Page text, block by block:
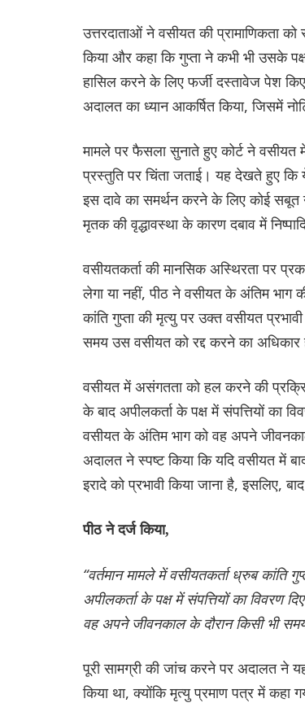
उत्तरदाताओं ने वसीयत की प्रामाणिकता
किया और कहा कि गुप्ता ने कभी भी उसके
हासिल करने के लिए फर्जी दस्तावेज पेश
अदालत का ध्यान आकर्षित किया, जिसमें
मामले पर फैसला सुनाते हुए कोर्ट ने वसीयत
प्रस्तुति पर चिंता जताई। यह देखते हुए
इस दावे का समर्थन करने के लिए कोई सबूत
मृतक की वृद्धावस्था के कारण दबाव में
वसीयतकर्ता की मानसिक अस्थिरता पर
लेगा या नहीं, पीठ ने वसीयत के अंतिम भाग
कांति गुप्ता की मृत्यु पर उक्त वसीयत
समय उस वसीयत को रद्द करने का अधिकार
वसीयत में असंगतता को हल करने की
के बाद अपीलकर्ता के पक्ष में संपत्तियों का
वसीयत के अंतिम भाग को वह अपने
अदालत ने स्पष्ट किया कि यदि वसीयत
इरादे को प्रभावी किया जाना है, इसलिए,
पीठ ने दर्ज किया,
“वर्तमान मामले में वसीयतकर्ता ध्रुब कांति
अपीलकर्ता के पक्ष में संपत्तियों का विवरण
वह अपने जीवनकाल के दौरान किसी भी
पूरी सामग्री की जांच करने पर अदालत ने
किया था, क्योंकि मृत्यु प्रमाण पत्र में